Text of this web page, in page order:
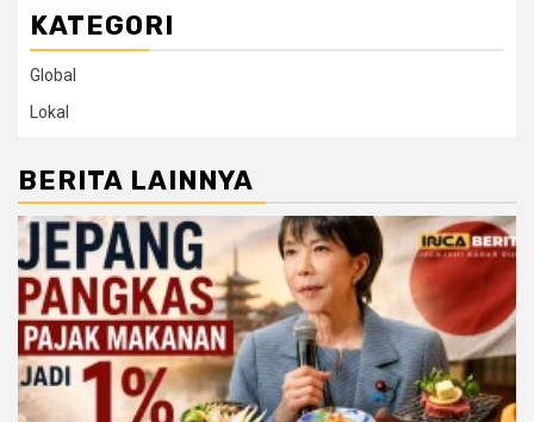
KATEGORI
Global
Lokal
BERITA LAINNYA